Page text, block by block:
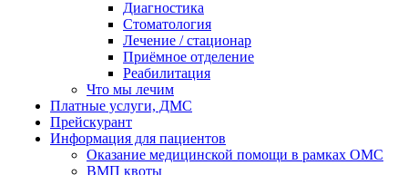
Диагностика
Стоматология
Лечение / стационар
Приёмное отделение
Реабилитация
Что мы лечим
Платные услуги, ДМС
Прейскурант
Информация для пациентов
Оказание медицинской помощи в рамках ОМС
ВМП квоты